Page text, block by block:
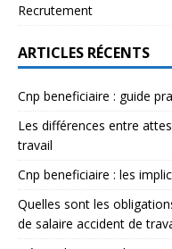
Recrutement
ARTICLES RÉCENTS
Cnp beneficiaire : guide
Les différences entre
travail
Cnp beneficiaire : les
Quelles sont les
de salaire accident de